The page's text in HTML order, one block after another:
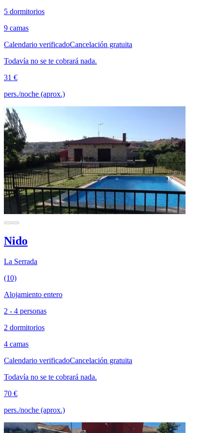
5 dormitorios
9 camas
Calendario verificadoCancelación gratuita
Todavía no se te cobrará nada.
31 €
pers./noche (aprox.)
Nido
La Serrada
(10)
Alojamiento entero
2 - 4 personas
2 dormitorios
4 camas
Calendario verificadoCancelación gratuita
Todavía no se te cobrará nada.
70 €
pers./noche (aprox.)